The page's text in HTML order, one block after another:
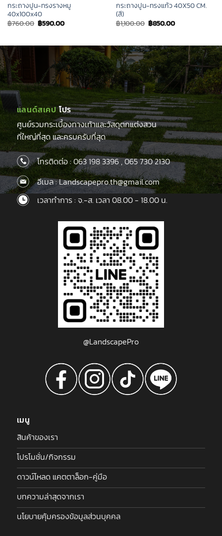
กระถางปูน-ทรงรางหมู
40x100x40
฿760.00 Original
price
฿590.00Current
price
กระถางปูน-ทรงแก้ว 40X50 CM.
(สี)
฿1,100.00 Original
price
฿850.00Current
price
แลนด์สเคปโปร
ศูนย์รวมกระเบื้องทางเท้าและวัสดุตกแต่งสวน
ที่ใหญ่ที่สุด และครบครับที่สุด
โทรติดต่อ :063 198 3396,065 730 2130
อีเมล : Landscapepro.th@gmail.com
เวลาทำการ : จ.-ส. เวลา 08.00 - 18.00 น.
@LandscapePro
เมนู
สินค้าของเรา
โปรโมชั่น/กิจกรรม
ดาวน์โหลด แคตตาล็อก-คู่มือ
บทความล่าสุดจากเรา
นโยบายคุ้มครองข้อมูลส่วนบุคคล